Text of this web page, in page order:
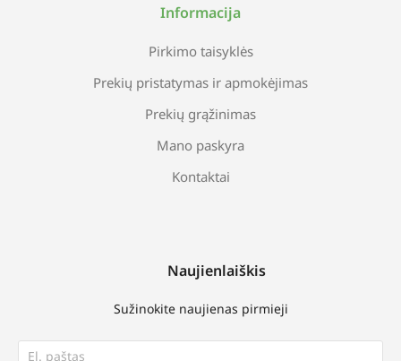
Informacija
Pirkimo taisyklės
Prekių pristatymas ir apmokėjimas
Prekių grąžinimas
Mano paskyra
Kontaktai
Naujienlaiškis
Sužinokite naujienas pirmieji